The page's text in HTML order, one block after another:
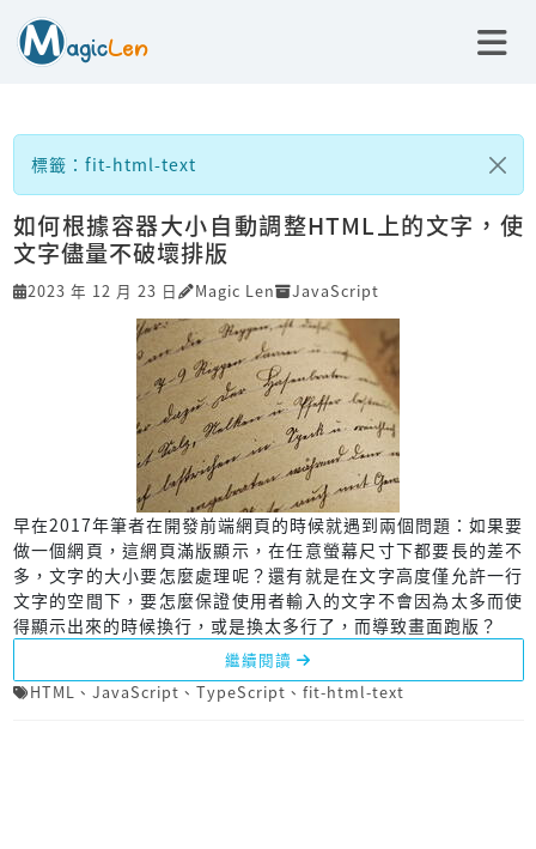
標籤：fit-html-text
如何根據容器大小自動調整HTML上的文字，使
文字儘量不破壞排版
2023 年 12 月 23 日 Magic Len JavaScript
早在2017年筆者在開發前端網頁的時候就遇到兩個問題：如果要
做一個網頁，這網頁滿版顯示，在任意螢幕尺寸下都要長的差不
多，文字的大小要怎麼處理呢？還有就是在文字高度僅允許一行
文字的空間下，要怎麼保證使用者輸入的文字不會因為太多而使
得顯示出來的時候換行，或是換太多行了，而導致畫面跑版？
繼續閱讀
HTML 、 JavaScript 、 TypeScript 、 fit-html-text